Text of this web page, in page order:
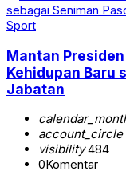
Sport
Mantan
Kehidupan Baru
Jabatan
account_circle
visibility484
0Komentar